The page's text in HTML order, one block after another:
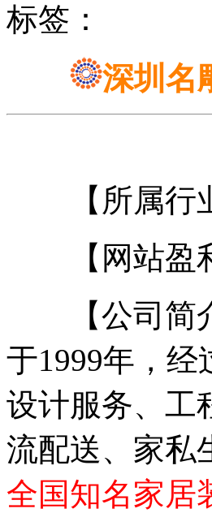
标签：
深圳名
【所属行
【网站盈
【公司简介
于1999年，
设计服务、工
流配送、家私
全国知名家居